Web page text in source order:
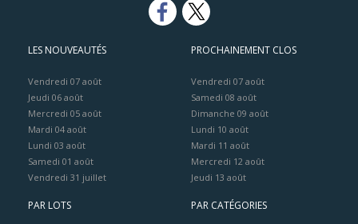
LES NOUVEAUTÉS
Vendredi 07 août
Jeudi 06 août
Mercredi 05 août
Mardi 04 août
Lundi 03 août
Samedi 01 août
Vendredi 31 juillet
PROCHAINEMENT CLOS
Vendredi 07 août
Samedi 08 août
Dimanche 09 août
Lundi 10 août
Mardi 11 août
Mercredi 12 août
Jeudi 13 août
PAR LOTS PAR CATÉGORIES